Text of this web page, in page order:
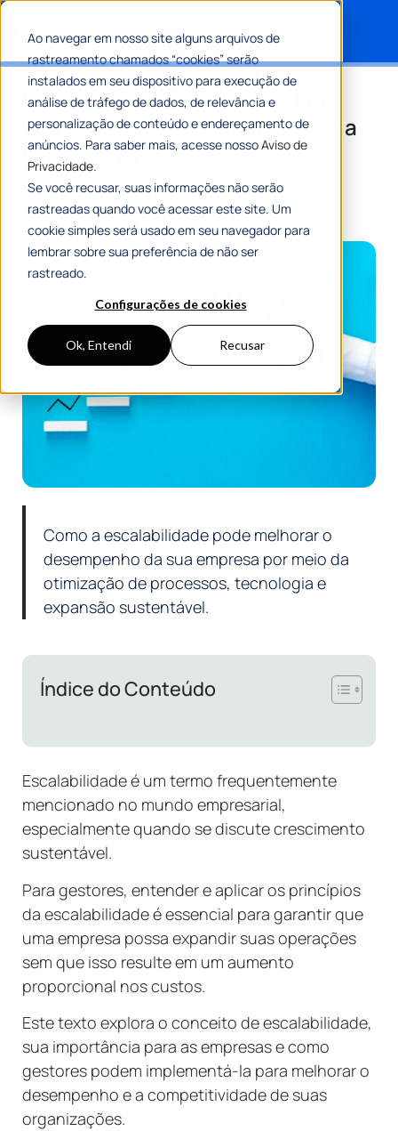
Ao navegar em nosso site alguns arquivos de
rastreamento chamados “cookies” serão
instalados em seu dispositivo para execução de
análise de tráfego de dados, de relevância e
personalização de conteúdo e endereçamento de
anúncios. Para saber mais, acesse nossoAviso de
Privacidade.
Se você recusar, suas informações não serão
rastreadas quando você acessar este site. Um
cookie simples será usado em seu navegador para
lembrar sobre sua preferência de não ser
rastreado.
Configurações de cookies
Ok, Entendi Recusar
Entenda como a escalabilidade
pode melhorar o desempenho da
sua empresa
Por Equipe Editorial 1Doc
16 Setembro 2024
8 Min De Leitura
Como a escalabilidade pode melhorar o
desempenho da sua empresa por meio da
otimização de processos, tecnologia e
expansão sustentável.
Índice do Conteúdo
Escalabilidade é um termo frequentemente
mencionado no mundo empresarial,
especialmente quando se discute crescimento
sustentável.
Para gestores, entender e aplicar os princípios
da escalabilidade é essencial para garantir que
uma empresa possa expandir suas operações
sem que isso resulte em um aumento
proporcional nos custos.
Este texto explora o conceito de escalabilidade,
sua importância para as empresas e como
gestores podem implementá-la para melhorar o
desempenho e a competitividade de suas
organizações.